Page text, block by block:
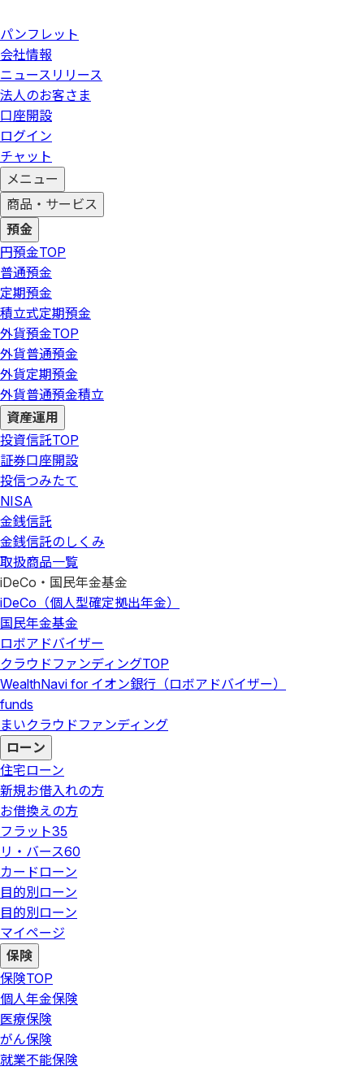
パンフレット
会社情報
ニュースリリース
法人のお客さま
口座開設
ログイン
チャット
メニュー
商品・サービス
預金
円預金TOP
普通預金
定期預金
積立式定期預金
外貨預金TOP
外貨普通預金
外貨定期預金
外貨普通預金積立
資産運用
投資信託TOP
証券口座開設
投信つみたて
NISA
金銭信託
金銭信託のしくみ
取扱商品一覧
iDeCo・国民年金基金
iDeCo（個人型確定拠出年金）
国民年金基金
ロボアドバイザー
クラウドファンディングTOP
WealthNavi for イオン銀行（ロボアドバイザー）
funds
まいクラウドファンディング
ローン
住宅ローン
新規お借入れの方
お借換えの方
フラット35
リ・バース60
カードローン
目的別ローン
目的別ローン
マイページ
保険
保険TOP
個人年金保険
医療保険
がん保険
就業不能保険